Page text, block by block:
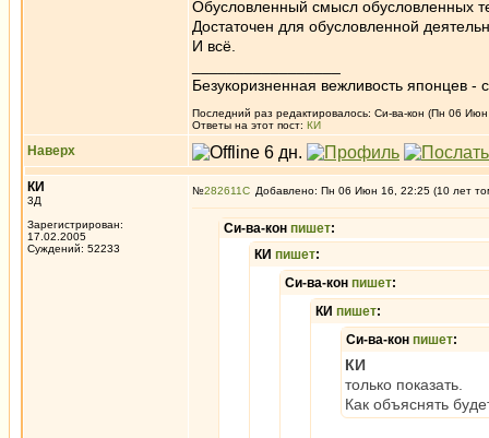
Обусловленный смысл обусловленных
Достаточен для обусловленной
И всё.
Безукоризненная вежливость японцев -
Последний раз редактировалось: Си-ва-кон (Пн 06
Ответы на этот пост: КИ
Наверх
КИ
3Д
Зарегистрирован:
17.02.2005
Суждений: 52233
№282611 Добавлено: Пн 06 Июн 16, 22:25 (10 лет
Си-ва-кон пишет:
КИ пишет:
Си-ва-кон пишет:
КИ пишет:
Си-ва-кон пишет:
КИ
только показать.
Как объяснять